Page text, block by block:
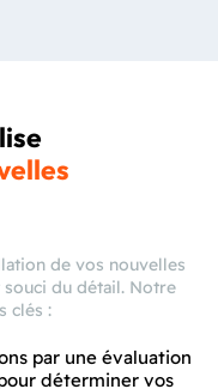
de vos nouvelles
du détail. Notre
clés :
par une évaluation
déterminer vos